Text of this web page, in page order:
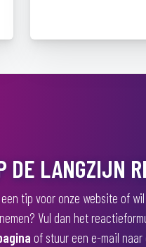
DE LANGZIJN
een tip voor onze website of
Vul dan het
of stuur een e-mail